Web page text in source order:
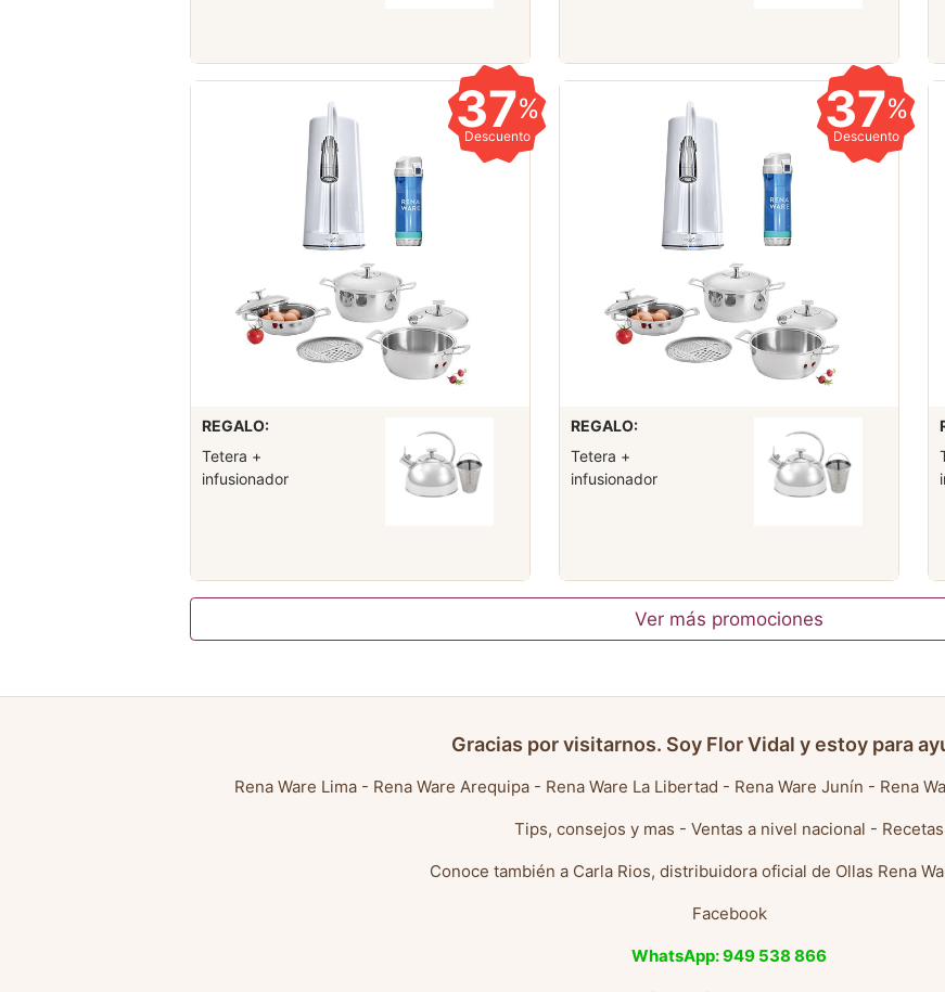
37%
Descuento
REGALO:
Tetera +
infusionador
37%
Descuento
REGALO:
Tetera +
infusionador
Ver más promociones
Gracias por visitarnos. Soy Flor Vidal y estoy para
Rena Ware Lima- Rena Ware Arequipa- Rena Ware La Libertad - Rena Ware Junín - Rena
Tips, consejos y mas - Ventas a nivel nacional - Recetas
Conoce también a Carla Rios, distribuidora oficial de Ollas Rena
Facebook
WhatsApp: 949 538 866